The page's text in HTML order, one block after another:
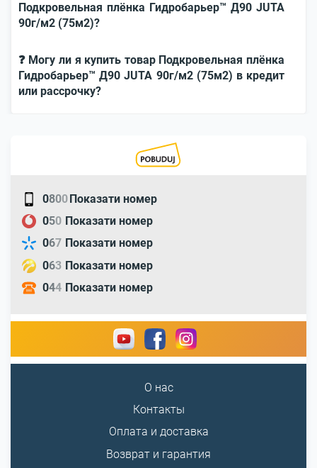
Подкровельная плёнка Гидробарьер™ Д90 JUTA
90г/м2 (75м2)?
❓ Могу ли я купить товар Подкровельная плёнка
Гидробарьер™ Д90 JUTA 90г/м2 (75м2) в кредит
или рассрочку?
0800Показати номер
050 Показати номер
067 Показати номер
063 Показати номер
044 Показати номер
О нас
Контакты
Оплата и доставка
Возврат и гарантия